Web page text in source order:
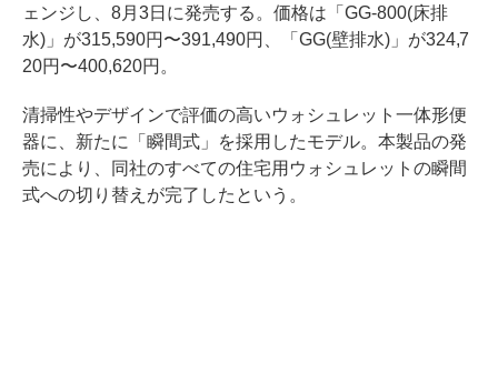
ェンジし、8月3日に発売する。価格は「GG-800(床排
水)」が315,590円〜391,490円、「GG(壁排水)」が324,7
20円〜400,620円。
清掃性やデザインで評価の高いウォシュレット一体形便
器に、新たに「瞬間式」を採用したモデル。本製品の発
売により、同社のすべての住宅用ウォシュレットの瞬間
式への切り替えが完了したという。